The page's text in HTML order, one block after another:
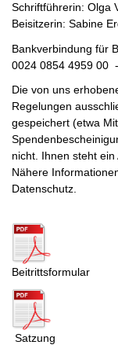
Schriftführerin: Olga
Beisitzerin: Sabine
Bankverbindung für
0024 0854 4959 00
Die von uns
Regelungen
gespeichert (etwa
nicht. Ihnen steht ein
Nähere
Datenschutz.
Beitrittsformular
Satzung